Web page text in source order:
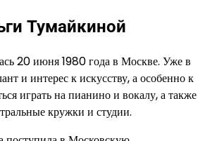
Тумайкиной
20 июня 1980 года в Москве. Уже в
и интерес к искусству, а особенно к
играть на пианино и вокалу, а также
кружки и студии.